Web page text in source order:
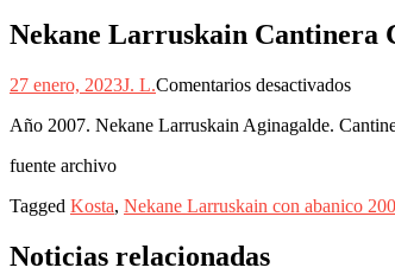
Nekane Larruskain Cantinera
27 enero, 2023J. L.Comentarios desactivadosen
con
Año 2007. Nekane Larruskain Aginagalde.
fuente archivo
Tagged Kosta, Nekane Larruskain con abanico
Noticias relacionadas